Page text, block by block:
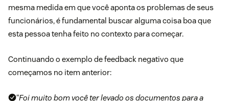
mesma medida em que você aponta os problemas de seus
funcionários, é fundamental buscar alguma coisa boa que
esta pessoa tenha feito no contexto para começar.
Continuando o exemplo de feedback negativo que
começamos no item anterior:
“Foi muito bom você ter levado os documentos para a